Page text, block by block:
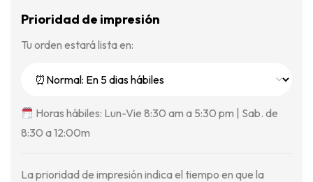
Prioridad de impresión
Tu orden estará lista en:
Horas hábiles: Lun-Vie 8:30 am a 5:30 pm | Sab. de
8:30 a 12:00m
La prioridad de impresión indica el tiempo en que la